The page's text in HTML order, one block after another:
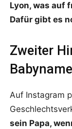
Lyon, was auf
Dafür gibt es
Zweiter
Auf Instagram
sein Papa,